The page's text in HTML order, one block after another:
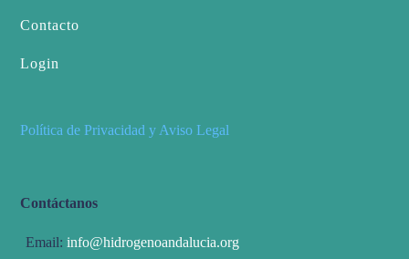
Contacto
Login
Política de Privacidad y Aviso Legal
Contáctanos
Email: info@hidrogenoandalucia.org